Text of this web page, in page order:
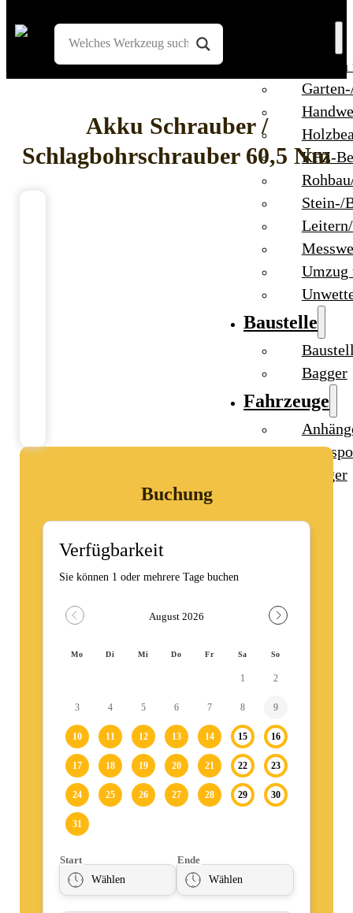
KFZ-
Stein-/
Umzug
Baustelle
Bagger
Fahrzeuge
Bagger
Kontakt
Akku Schrauber /
Schlagbohrschrauber 60,5 Nm
Buchung